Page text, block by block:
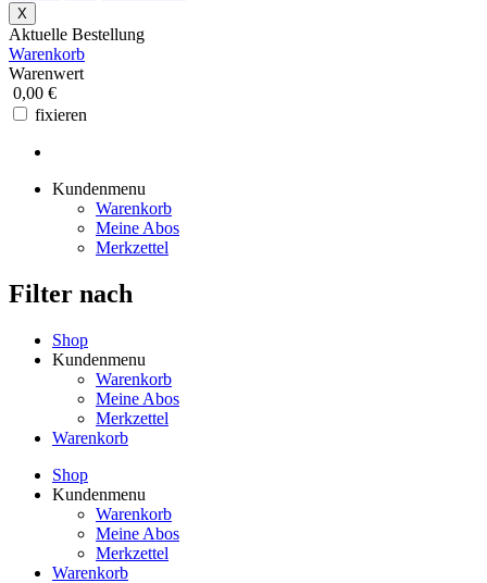
X
Aktuelle Bestellung
Warenkorb
Warenwert
0,00 €
fixieren
Kundenmenu
Warenkorb
Meine Abos
Merkzettel
Filter nach
Shop
Kundenmenu
Warenkorb
Meine Abos
Merkzettel
Warenkorb
Shop
Kundenmenu
Warenkorb
Meine Abos
Merkzettel
Warenkorb